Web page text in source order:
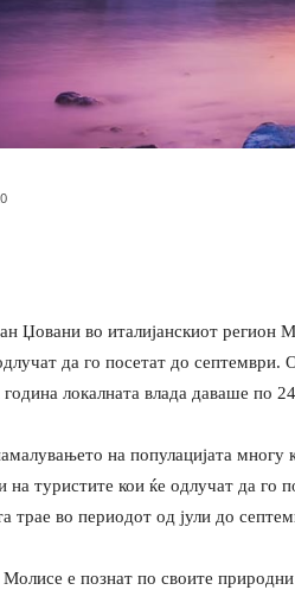
Џовани во италијанскиот регион
да го посетат до
локалната влада даваше по
на популацијата многу
на туристите кои ќе одлучат да го
трае во периодот од јули до
Молисе е познат по своите